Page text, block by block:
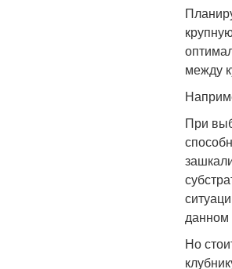
между
При
данном
Но